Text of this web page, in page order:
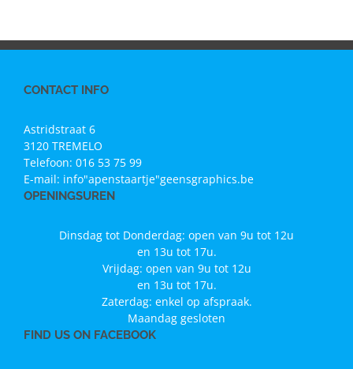
CONTACT INFO
Astridstraat 6
3120 TREMELO
Telefoon: 016 53 75 99
E-mail: info"apenstaartje"geensgraphics.be
OPENINGSUREN
Dinsdag tot Donderdag: open van 9u tot 12u
en 13u tot 17u.
Vrijdag: open van 9u tot 12u
en 13u tot 17u.
Zaterdag: enkel op afspraak.
Maandag gesloten
FIND US ON FACEBOOK